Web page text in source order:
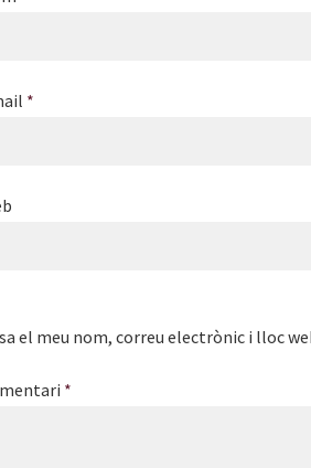
*
el meu nom, correu electrònic i lloc
*